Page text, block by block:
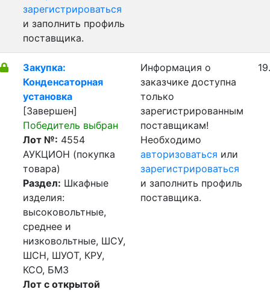
зарегистрироваться
и заполнить профиль
поставщика.
Закупка:
Конденсаторная
установка
[Завершен]
Победитель выбран
Лот №: 4554
АУКЦИОН (покупка
товара)
Раздел: Шкафные
изделия:
высоковольтные,
среднее и
низковольтные, ШСУ,
ШСН, ШУОТ, КРУ,
КСО, БМЗ
Лот с открытой
Информация о
заказчике доступна
только
зарегистрированным
поставщикам!
Необходимо
авторизоваться или
зарегистрироваться
и заполнить профиль
поставщика.